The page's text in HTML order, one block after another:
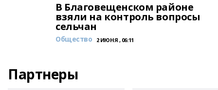
В Благовещенском районе
взяли на контроль вопросы
сельчан
Общество 2 ИЮНЯ , 06:11
Партнеры